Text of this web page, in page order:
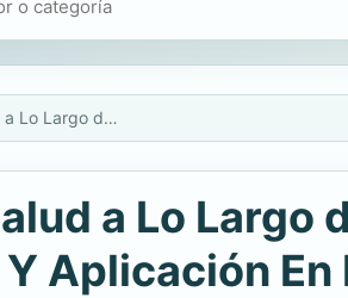
Construir La Salud a Lo Largo del Curso de Vida: Conceptos, Implicaciones Y Aplicación En La Salud Pública
a Lo Largo
Aplicación En